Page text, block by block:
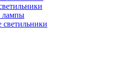
лампы